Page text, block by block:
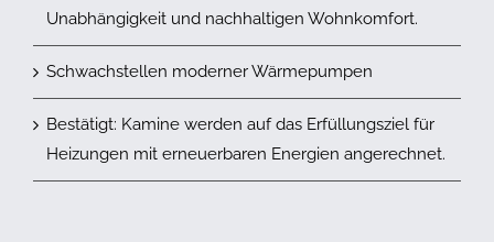
Unabhängigkeit und nachhaltigen Wohnkomfort.
Schwachstellen moderner Wärmepumpen
Bestätigt: Kamine werden auf das Erfüllungsziel für
Heizungen mit erneuerbaren Energien angerechnet.